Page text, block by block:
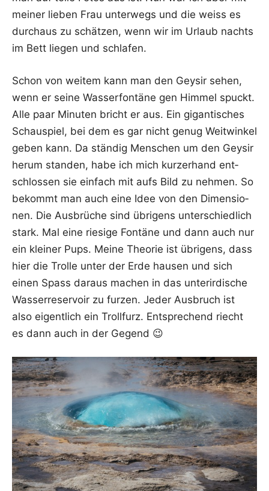
mei­ner lie­ben Frau unter­wegs und die weiss es
durch­aus zu schät­zen, wenn wir im Urlaub nachts
im Bett lie­gen und schlafen.
Schon von wei­tem kann man den Gey­sir sehen,
wenn er sei­ne Was­ser­fon­tä­ne gen Him­mel spuckt.
Alle paar Minu­ten bricht er aus. Ein gigan­ti­sches
Schau­spiel, bei dem es gar nicht genug Weit­win­kel
geben kann. Da stän­dig Men­schen um den Gey­sir
her­um stan­den, habe ich mich kur­zer­hand ent­
schlos­sen sie ein­fach mit aufs Bild zu neh­men. So
bekommt man auch eine Idee von den Dimen­sio­
nen. Die Aus­brü­che sind übri­gens unter­schied­lich
stark. Mal eine rie­si­ge Fon­tä­ne und dann auch nur
ein klei­ner Pups. Mei­ne Theo­rie ist übri­gens, dass
hier die Trol­le unter der Erde hau­sen und sich
einen Spass dar­aus machen in das unter­ir­di­sche
Was­ser­re­ser­voir zu fur­zen. Jeder Aus­bruch ist
also eigent­lich ein Troll­furz. Ent­spre­chend riecht
es dann auch in der Gegend 😉